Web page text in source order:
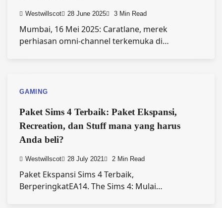
Westwillscot 28 June 2025 3 Min Read
Mumbai, 16 Mei 2025: Caratlane, merek
perhiasan omni-channel terkemuka di…
GAMING
Paket Sims 4 Terbaik: Paket Ekspansi,
Recreation, dan Stuff mana yang harus
Anda beli?
Westwillscot 28 July 2021 2 Min Read
Paket Ekspansi Sims 4 Terbaik,
BerperingkatEA14. The Sims 4: Mulai…